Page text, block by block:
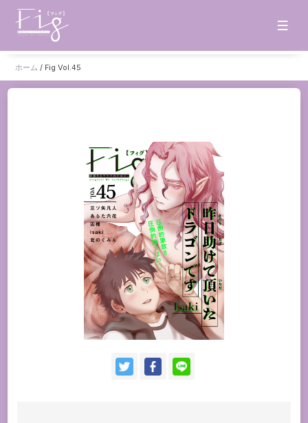
タイトル一覧
販売サイト
電子版
書籍版
グッズ
ご意見・ご感想
お問い合わせ
持ち込み・作品投稿
作家さんへのプレゼント品
ホーム / Fig Vol.45